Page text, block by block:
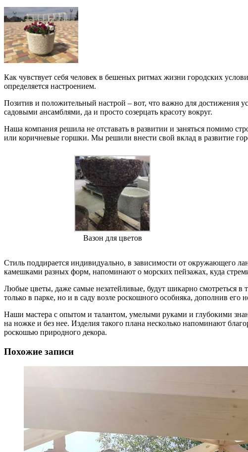
Как чувствует себя человек в бешеных ритмах жизни городских
определяется настроением.
Позитив и положительный настрой – вот, что важно для достижения
садовыми ансамблями, да и просто созерцать красоту вокруг.
Наша компания решила не отставать в развитии и заняться помимо
или коричневые горшки. Мы решили внести свой вклад в развитие
Вазон для цветов
Стиль поддирается индивидуально, в зависимости от окружающего
камешками разных форм, напоминают о морских пейзажах, куда
Любые цветы, даже самые незатейливые, будут шикарно смотреться
только в парке, но и в саду возле роскошного особняка, дополнив его
Наши мастера с опытом и талантом, умелыми руками и глубокими
на ножке и без нее. Изделия такого плана несколько напоминают
роскошью природного декора.
Похожие записи